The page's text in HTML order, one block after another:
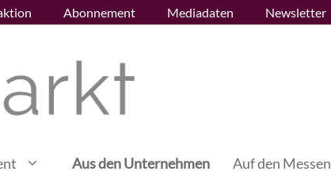
Abonnement Mediadaten Newsletter
Aus den Unternehmen Auf den Messen